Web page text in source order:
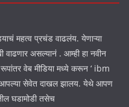
महत्व प्रचंड वाढलंय. येणाऱ्या
वाढणार असल्यानं . आम्ही हा नवीन
वेब मीडिया मध्ये करून ‘ ibm
आपल्या सेवेत दाखल झालय. येथे आपण
घडामोडी तसेच